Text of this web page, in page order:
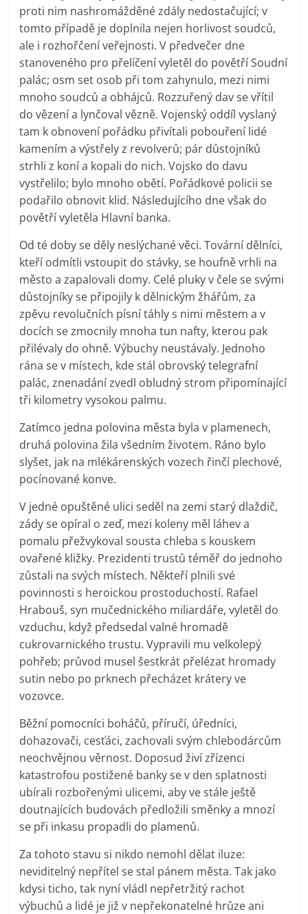
proti nim nashromážděné zdály nedostačující; v
tomto případě je doplnila nejen horlivost soudců,
ale i rozhořčení veřejnosti. V předvečer dne
stanoveného pro přelíčení vyletěl do povětří Soudní
palác; osm set osob při tom zahynulo, mezi nimi
mnoho soudců a obhájců. Rozzuřený dav se vřítil
do vězení a lynčoval vězně. Vojenský oddíl vyslaný
tam k obnovení pořádku přivítali pobouření lidé
kamením a výstřely z revolverů; pár důstojníků
strhli z koní a kopali do nich. Vojsko do davu
vystřelilo; bylo mnoho obětí. Pořádkové policii se
podařilo obnovit klid. Následujícího dne však do
povětří vyletěla Hlavní banka.
Od té doby se děly neslýchané věci. Tovární dělníci,
kteří odmítli vstoupit do stávky, se houfně vrhli na
město a zapalovali domy. Celé pluky v čele se svými
důstojníky se připojily k dělnickým žhářům, za
zpěvu revolučních písní táhly s nimi městem a v
docích se zmocnily mnoha tun nafty, kterou pak
přilévaly do ohně. Výbuchy neustávaly. Jednoho
rána se v místech, kde stál obrovský telegrafní
palác, znenadání zvedl obludný strom připomínající
tři kilometry vysokou palmu.
Zatímco jedna polovina města byla v plamenech,
druhá polovina žila všedním životem. Ráno bylo
slyšet, jak na mlékárenských vozech řinčí plechové,
pocínované konve.
V jedné opuštěné ulici seděl na zemi starý dlaždič,
zády se opíral o zeď, mezi koleny měl láhev a
pomalu přežvykoval sousta chleba s kouskem
ovařené kližky. Prezidenti trustů téměř do jednoho
zůstali na svých místech. Někteří plnili své
povinnosti s heroickou prostoduchostí. Rafael
Hrabouš, syn mučednického miliardáře, vyletěl do
vzduchu, když předsedal valné hromadě
cukrovarnického trustu. Vypravili mu velkolepý
pohřeb; průvod musel šestkrát přelézat hromady
sutin nebo po prknech přecházet krátery ve
vozovce.
Běžní pomocníci boháčů, příručí, úředníci,
dohazovači, cesťáci, zachovali svým chlebodárcům
neochvějnou věrnost. Doposud živí zřízenci
katastrofou postižené banky se v den splatnosti
ubírali rozbořenými ulicemi, aby ve stále ještě
doutnajících budovách předložili směnky a mnozí
se při inkasu propadli do plamenů.
Za tohoto stavu si nikdo nemohl dělat iluze:
neviditelný nepřítel se stal pánem města. Tak jako
kdysi ticho, tak nyní vládl nepřetržitý rachot
výbuchů a lidé je již v nepřekonatelné hrůze ani